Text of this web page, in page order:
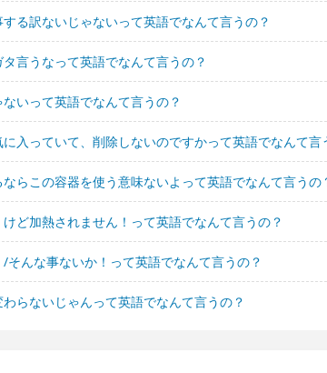
る訳ないじゃないって英語でなんて言うの？
言うなって英語でなんて言うの？
いって英語でなんて言うの？
入っていて、削除しないのですかって英語でなんて言
らこの容器を使う意味ないよって英語でなんて言うの
ど加熱されません！って英語でなんて言うの？
そんな事ないか！って英語でなんて言うの？
らないじゃんって英語でなんて言うの？